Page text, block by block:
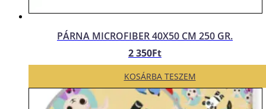
PÁRNA MICROFIBER 40X50 CM 250 GR.
2 350Ft
KOSÁRBA TESZEM